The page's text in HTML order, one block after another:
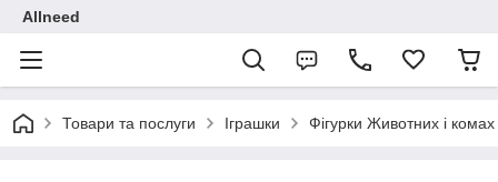
Allneed
Товари та послуги Іграшки Фігурки Животних і комах